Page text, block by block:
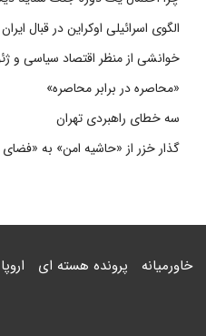
الگوی اسرائیلی اوکراین در قبال ایران
خوانشی از منظر اقتصاد سیاسی و
«محاصره در برابر محاصره»
سه خطای راهبردی تهران
گذار خزر از «حاشیه امن» به «فضای
خاورمیانه پرونده هسته ای اروپا